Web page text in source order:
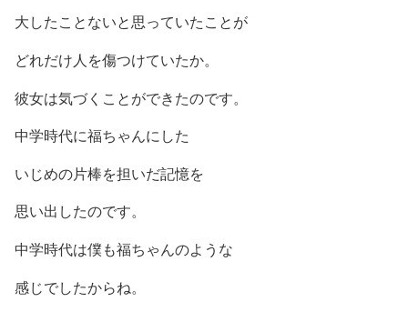
大したことないと思っていたことが
どれだけ人を傷つけていたか。
彼女は気づくことができたのです。
中学時代に福ちゃんにした
いじめの片棒を担いだ記憶を
思い出したのです。
中学時代は僕も福ちゃんのような
感じでしたからね。